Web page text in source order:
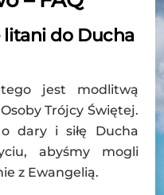
litani do Ducha
jest modlitwą
Trójcy Świętej.
dary i siłę Ducha
abyśmy mogli
z Ewangelią.